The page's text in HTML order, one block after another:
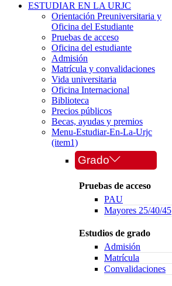
ESTUDIAR EN LA URJC
Orientación Preuniversitaria y
Oficina del Estudiante
Pruebas de acceso
Oficina del estudiante
Admisión
Matrícula y convalidaciones
Vida universitaria
Oficina Internacional
Biblioteca
Precios públicos
Becas, ayudas y premios
Menu-Estudiar-En-La-Urjc
(item1)
Grado
Pruebas de acceso
PAU
Mayores 25/40/45
Estudios de grado
Admisión
Matrícula
Convalidaciones